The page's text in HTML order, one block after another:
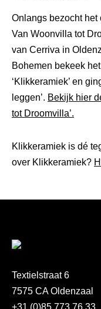
Onlangs bezocht het
Van Woonvilla tot
van Cerriva in
Bohemen bekeek
‘Klikkeramiek’ en
leggen’. Bekijk hier
tot Droomvilla’.
Klikkeramiek is dé
over Klikkeramiek?
Textielstraat 6
7575 CA Oldenzaal
+31 (0)85 773 76 33